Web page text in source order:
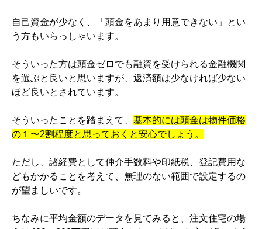
自己資金が少なく、「頭金をあまり用意できない」とい
う方もいらっしゃいます。
そういった方は頭金ゼロでも融資を受けられる金融機関
を選ぶと良いと思いますが、返済額は少なければ少ない
ほど良いとされています。
そういったことを踏まえて、 基本的には頭金は物件価格
の１〜2割程度と思っておくと安心でしょう。
ただし、諸経費として仲介手数料や印紙税、登記費用な
どもかかることを考えて、無理のない範囲で設定するの
が望ましいです。
ちなみに平均金額のデータを見てみると、注文住宅の場